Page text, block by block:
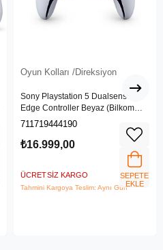
Oyun Kolları /Direksiyon
Sony Playstation 5 Dualsense
Edge Controller Beyaz (Bilkom
Garantili)
711719444190
₺16.999,00
ÜCRETSIZ KARGO
Tahmini Kargoya Teslim: Aynı Gün
SEPETE
EKLE